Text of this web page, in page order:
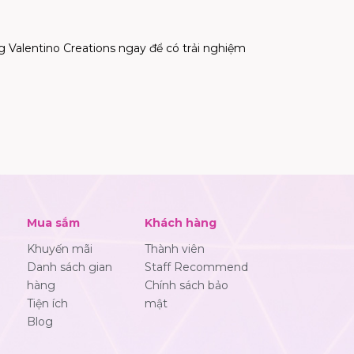
Creations ngay để có trải nghiệm
Mua sắm
Khuyến mãi
Danh sách gian
hàng
Tiện ích
Blog
Khách hàng
Thành viên
Staff Recommend
Chính sách bảo
mật